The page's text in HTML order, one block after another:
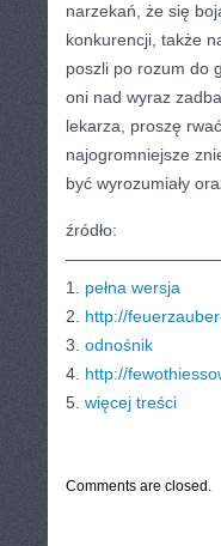
narzekań, że się
konkurencji, także
poszli po rozum do
oni nad wyraz
lekarza, proszę
najogromniejsze
być wyrozumiały
źródło:
1. pełna wersja
2. http://
3. odnośnik
4. http://
5. więcej treści
Comments are closed.